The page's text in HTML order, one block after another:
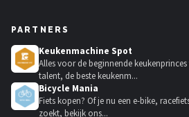
PARTNERS
Keukenmachine Spot
Alles voor de beginnende
talent, de beste keukenm...
Bicycle Mania
Fiets kopen? Of je nu een e-bike,
zoekt, bekijk ons...